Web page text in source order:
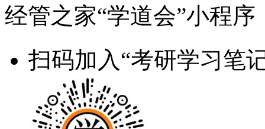
经管之家“学道会”小程序
扫码加入“考研学习笔